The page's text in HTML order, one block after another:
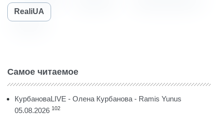
RealiUA
Самое читаемое
КурбановаLIVE - Олена Курбанова - Ramis Yunus
05.08.2026 102